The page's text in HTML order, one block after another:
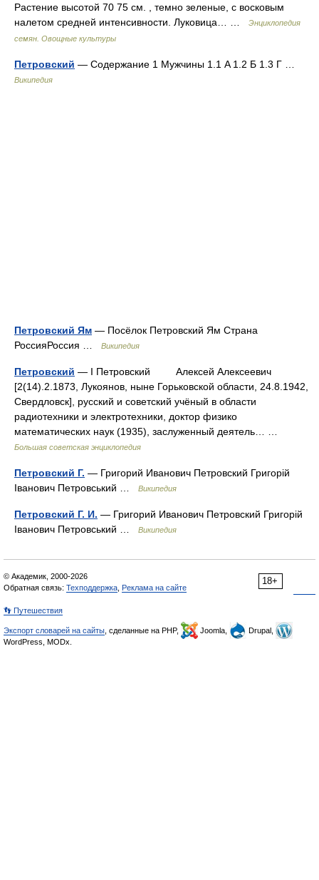
Растение высотой 70 75 см. , темно зеленые, с восковым
налетом средней интенсивности. Луковица… …
Энциклопедия
семян. Овощные культуры
Петровский — Содержание 1 Мужчины 1.1 A 1.2 Б 1.3 Г …
Википедия
Петровский Ям — Посёлок Петровский Ям Страна
РоссияРоссия …
Википедия
Петровский — I Петровский Алексей Алексеевич
[2(14).2.1873, Лукоянов, ныне Горьковской области, 24.8.1942,
Свердловск], русский и советский учёный в области
радиотехники и электротехники, доктор физико
математических наук (1935), заслуженный деятель… …
Большая советская энциклопедия
Петровский Г. — Григорий Иванович Петровский Григорій
Іванович Петровський …
Википедия
Петровский Г. И. — Григорий Иванович Петровский Григорій
Іванович Петровський …
Википедия
18+
© Академик, 2000-2026
Обратная связь: Техподдержка Реклама на сайте
👣 Путешествия
Экспорт словарей на сайты , сделанные на PHP, Joomla,
Drupal,
WordPress, MODx.